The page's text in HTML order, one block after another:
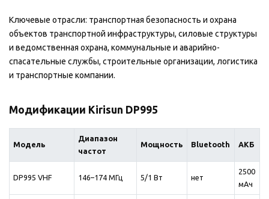
Ключевые отрасли: транспортная безопасность и охрана
объектов транспортной инфраструктуры, силовые структуры
и ведомственная охрана, коммунальные и аварийно-
спасательные службы, строительные организации, логистика
и транспортные компании.
Модификации Kirisun DP995
Модель
Диапазон
частот
Мощность Bluetooth АКБ
DP995 VHF 146–174 МГц 5/1 Вт нет
2500
мАч